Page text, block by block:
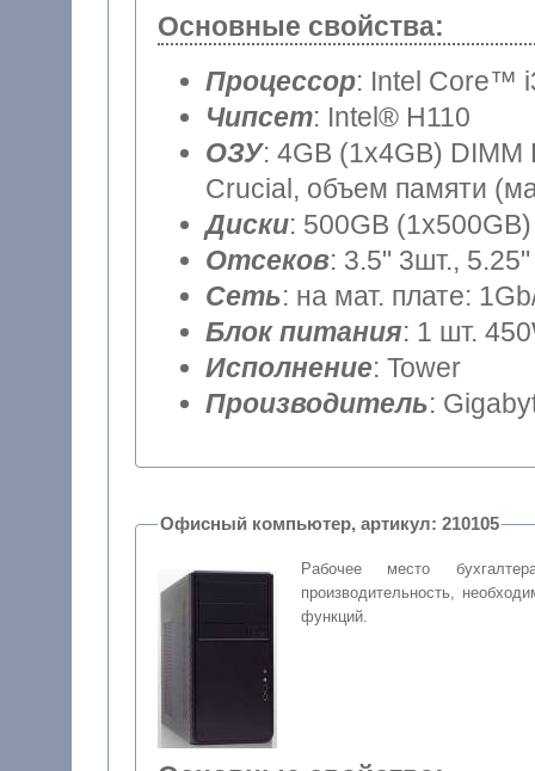
Основные свойства:
Процессор: Intel Core™
Чипсет: Intel® H110
ОЗУ: 4GB (1x4GB) DIMM DDR4 (частота шины 2400MHz)
Crucial, объем памяти
Диски: 500GB
Отсеков: 3.5" 3шт.,
Сеть: на мат. плате:
Блок питания: 1 шт.
Исполнение: Tower
Производитель:
Офисный компьютер, артикул: 210105
Рабочее место
производительность,
функций.